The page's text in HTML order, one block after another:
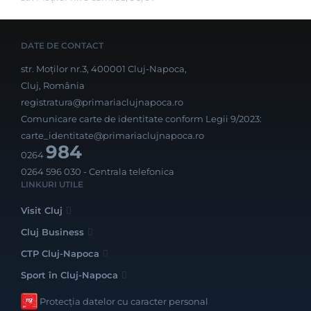
DATE DE CONTACT
str. Moților nr.3, 400001 Cluj-Napoca,
Cluj, România
registratura@primariaclujnapoca.ro
Comunicare carte de identitate conform Legii 9/2023:
carte_identitate@primariaclujnapoca.ro
0264984
0264 596 030 - Centrala telefonica
LINKURI UTILE
Visit Cluj
Cluj Business
CTP Cluj-Napoca
Sport în Cluj-Napoca
Protecția datelor cu caracter personal